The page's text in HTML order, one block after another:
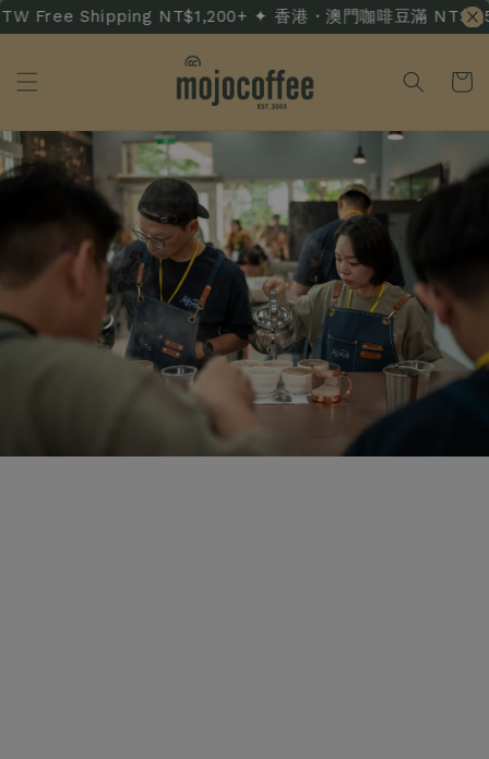
Free Shipping NT$1,200+ ✦ 香港・澳門咖啡豆滿